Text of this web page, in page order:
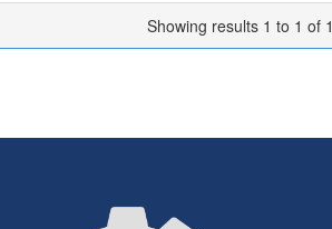
Showing results 1 to 1 of 1